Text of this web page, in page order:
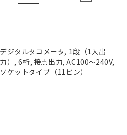
デジタルタコメータ, 1段（1入出
力）, 6桁, 接点出力, AC100～240V,
ソケットタイプ（11ピン）